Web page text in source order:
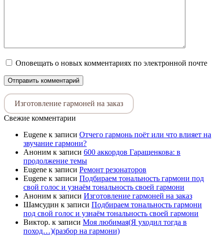
Оповещать о новых комментариях по электронной почте
Изготовление гармоней на заказ
Свежие комментарии
Eugene к записи Отчего гармонь поёт или что влияет на
звучание гармони?
Аноним к записи 600 аккордов Гаращенкова: в
продолжение темы
Eugene к записи Ремонт резонаторов
Eugene к записи Подбираем тональность гармони под
свой голос и узнаём тональность своей гармони
Аноним к записи Изготовление гармоней на заказ
Шамсудин к записи Подбираем тональность гармони
под свой голос и узнаём тональность своей гармони
Виктор. к записи Моя любимая(Я уходил тогда в
поход…)(разбор на гармони)